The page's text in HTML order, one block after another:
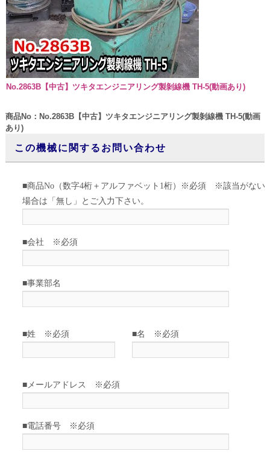
No.2863B【中古】ツキタエンジニアリング製剝線機 TH-5(動画あり)
商品No：No.2863B【中古】ツキタエンジニアリング製剝線機 TH-5(動画
あり)
この機械に関するお問い合わせ